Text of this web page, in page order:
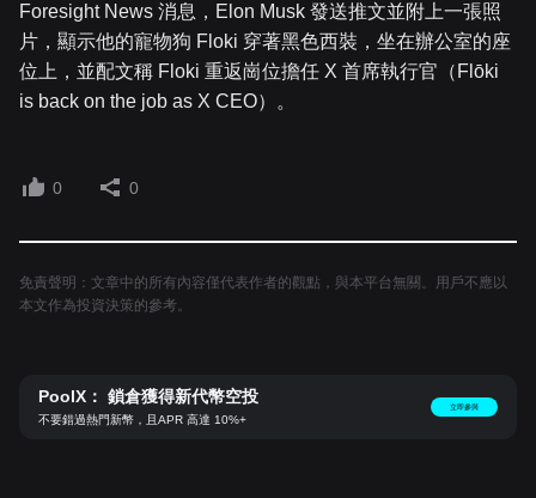
Foresight News 消息，Elon Musk 發送推文並附上一張照
片，顯示他的寵物狗 Floki 穿著黑色西裝，坐在辦公室的座
位上，並配文稱 Floki 重返崗位擔任 X 首席執行官（Flōki
is back on the job as X CEO）。
0 0
免責聲明：文章中的所有內容僅代表作者的觀點，與本平台無關。用戶不應以
本文作為投資決策的參考。
PoolX： 鎖倉獲得新代幣空投
不要錯過熱門新幣，且APR 高達 10%+
立即參與